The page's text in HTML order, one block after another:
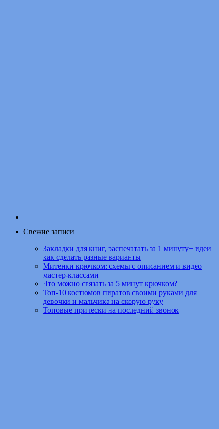
Свежие записи
Закладки для книг, распечатать за 1 минуту+ идеи
как сделать разные варианты
Митенки крючком: схемы с описанием и видео
мастер-классами
Что можно связать за 5 минут крючком?
Топ-10 костюмов пиратов своими руками для
девочки и мальчика на скорую руку
Топовые прически на последний звонок